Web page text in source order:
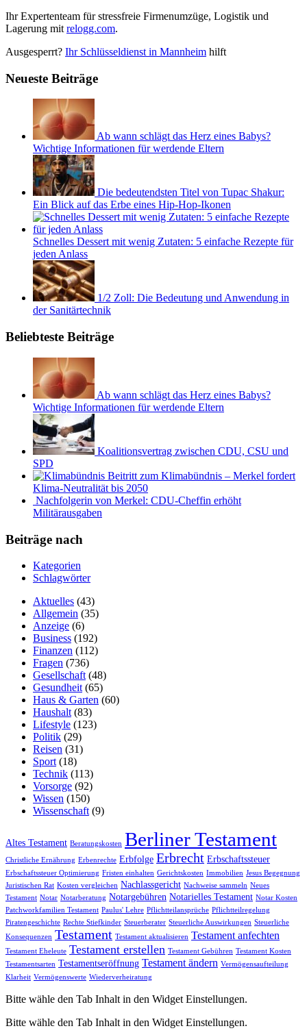
Ihr Expertenteam für stressfreie Firmenumzüge, Logistik und
Lagerung mit relogg.com.
Ausgesperrt? Ihr Schlüsseldienst in Mannheim hilft
Neueste Beiträge
Ab wann schlägt das Herz eines Babys?
Wichtige Informationen für werdende Eltern
Die bedeutendsten Titel von Tupac Shakur:
Ein Blick auf das Erbe eines Hip-Hop-Ikonen
Schnelles Dessert mit wenig Zutaten: 5 einfache Rezepte für
jeden Anlass
1/2 Zoll: Die Bedeutung und Anwendung in
der Sanitärtechnik
Beliebteste Beiträge
Ab wann schlägt das Herz eines Babys?
Wichtige Informationen für werdende Eltern
Koalitionsvertrag zwischen CDU, CSU und
SPD
Beitritt zum Klimabündnis – Merkel fordert
Klima-Neutralität bis 2050
Nachfolgerin von Merkel: CDU-Cheffin erhöht
Militärausgaben
Beiträge nach
Kategorien
Schlagwörter
Aktuelles (43)
Allgemein (35)
Anzeige (6)
Business (192)
Finanzen (112)
Fragen (736)
Gesellschaft (48)
Gesundheit (65)
Haus & Garten (60)
Haushalt (83)
Lifestyle (123)
Politik (29)
Reisen (31)
Sport (18)
Technik (113)
Vorsorge (92)
Wissen (150)
Wissenschaft (9)
Altes Testament Beratungskosten Berliner Testament
Christliche Ernährung Erbenrechte Erbfolge Erbrecht Erbschaftssteuer
Erbschaftssteuer Optimierung Fristen einhalten Gerichtskosten Immobilien Jesus Begegnung
Juristischen Rat Kosten vergleichen Nachlassgericht Nachweise sammeln Neues
Testament Notar Notarberatung Notargebühren Notarielles Testament Notar Kosten
Patchworkfamilien Testament Paulus' Lehre Pflichtteilansprüche Pflichtteilregelung
Piratengeschichte Rechte Stiefkinder Steuerberater Steuerliche Auswirkungen Steuerliche
Konsequenzen Testament Testament aktualisieren Testament anfechten
Testament Eheleute Testament erstellen Testament Gebühren Testament Kosten
Testamentsarten Testamentseröffnung Testament ändern Vermögensaufteilung
Klarheit Vermögenswerte Wiederverheiratung
Bitte wähle den Tab Inhalt in den Widget Einstellungen.
Bitte wähle den Tab Inhalt in den Widget Einstellungen.